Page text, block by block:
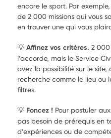
encore le sport. Par
de 2 000 missions qui vous
en trouver une qui vous
💡 Affinez vos critères. 2
l’accorde, mais le Service
avez la possibilité sur le site,
recherche comme le lieu ou
filtres.
💡 Foncez ! Pour postuler
pas besoin de prérequis en
d’expériences ou de